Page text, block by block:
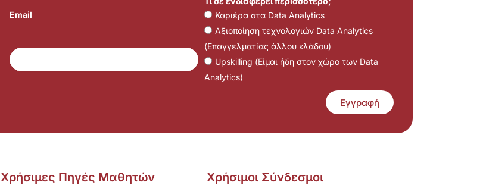
Email
Καριέρα στα Data Analytics
Αξιοποίηση τεχνολογιών Data Analytics
(Επαγγελματίας άλλου κλάδου)
Upskilling (Είμαι ήδη στον χώρο των Data
Analytics)
Εγγραφή
Χρήσιμες Πηγές Μαθητών Χρήσιμοι Σύνδεσμοι